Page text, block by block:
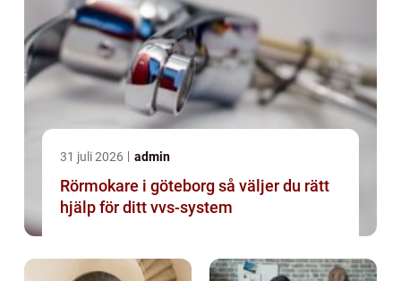
31 juli 2026 admin
Rörmokare i göteborg så väljer du rätt
hjälp för ditt vvs-system